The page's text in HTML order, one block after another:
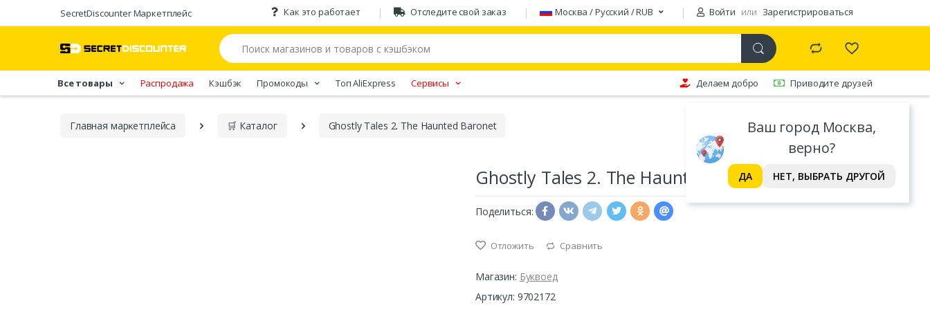
SecretDiscounter Маркетплейс Как это работает Отследите свой заказ Москва / Русский / RUB Войти или Зарегистрироваться
Ваш город Москва,
верно?
ДА НЕТ, ВЫБРАТЬ ДРУГОЙ
Все товары Распродажа Кэшбэк Промокоды Tоп AliExpress Сервисы Делаем добро Приводите друзей
Главная марĸетплейса 🛒 Каталог Ghostly Tales 2. The Haunted Baronet
Ghostly Tales 2. The Haunted Baronet
Поделиться:
Отложить Сравнить
Магазин: Буквоед
Артикул: 9702172